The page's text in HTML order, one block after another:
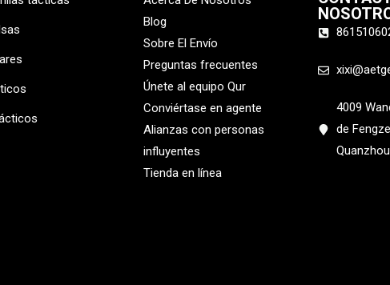
Blog
Sobre El Envío
Preguntas frecuentes
Únete al equipo Qur
Conviértase en agente
Alianzas con personas
influyentes
Tienda en línea
4009
de